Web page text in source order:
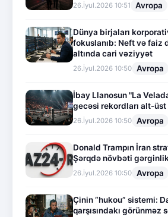
26.İyul.2026 10:51 Avropa
Dünya birjaları
fokuslanıb: Neft və faiz
altında cari vəziyyət
26.İyul.2026 10:50 Avropa
İbay Llanosun "La
gecəsi rekordları alt-
26.İyul.2026 10:50 Avropa
Donald Trampın İran
Şərqdə növbəti
26.İyul.2026 10:50 Avropa
Çinin “hukou” sistemi:
qarşısındakı görünməz